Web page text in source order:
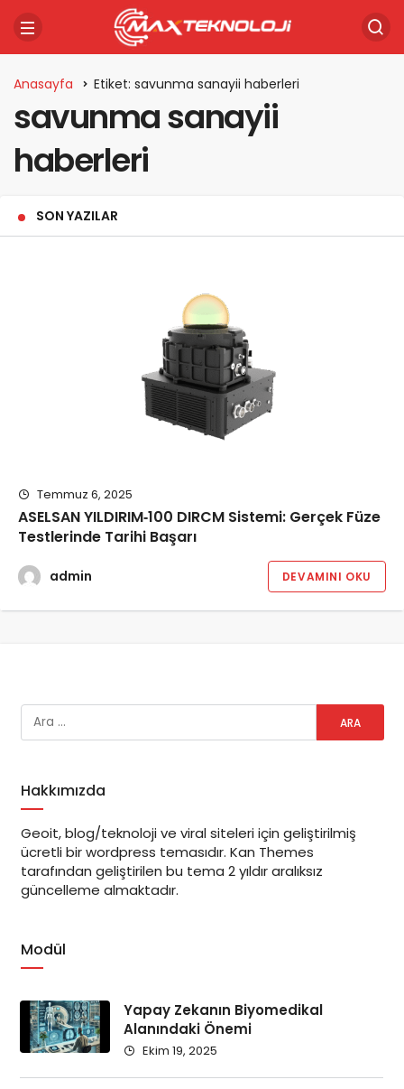
Anasayfa Etiket: savunma sanayii haberleri
savunma sanayii
haberleri
SON YAZILAR
Temmuz 6, 2025
ASELSAN YILDIRIM‑100 DIRCM Sistemi: Gerçek Füze
Testlerinde Tarihi Başarı
admin DEVAMINI OKU
Hakkımızda
Geoit, blog/teknoloji ve viral siteleri için geliştirilmiş
ücretli bir wordpress temasıdır. Kan Themes
tarafından geliştirilen bu tema 2 yıldır aralıksız
güncelleme almaktadır.
Modül
Yapay Zekanın Biyomedikal
Alanındaki Önemi
Ekim 19, 2025